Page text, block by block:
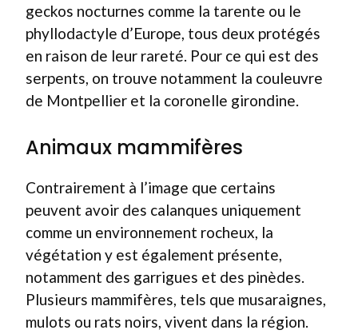
geckos nocturnes comme la tarente ou le
phyllodactyle d’Europe, tous deux protégés
en raison de leur rareté. Pour ce qui est des
serpents, on trouve notamment la couleuvre
de Montpellier et la coronelle girondine.
Animaux mammifères
Contrairement à l’image que certains
peuvent avoir des calanques uniquement
comme un environnement rocheux, la
végétation y est également présente,
notamment des garrigues et des pinèdes.
Plusieurs mammifères, tels que musaraignes,
mulots ou rats noirs, vivent dans la région.